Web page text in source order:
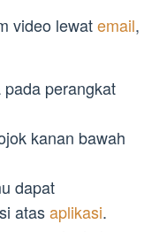
video lewatemail,
perangkat
kanan bawah
dapat
atasaplikasi.